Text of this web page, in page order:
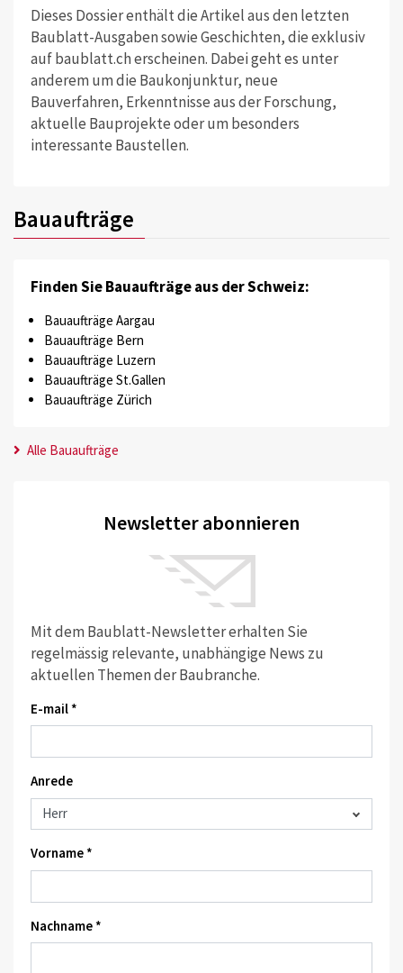
Dieses Dossier enthält die Artikel aus den letzten
Baublatt-Ausgaben sowie Geschichten, die exklusiv
auf baublatt.ch erscheinen. Dabei geht es unter
anderem um die Baukonjunktur, neue
Bauverfahren, Erkenntnisse aus der Forschung,
aktuelle Bauprojekte oder um besonders
interessante Baustellen.
Bauaufträge
Finden Sie Bauaufträge aus der Schweiz:
Bauaufträge Aargau
Bauaufträge Bern
Bauaufträge Luzern
Bauaufträge St.Gallen
Bauaufträge Zürich
Alle Bauaufträge
Newsletter abonnieren
Mit dem Baublatt-Newsletter erhalten Sie
regelmässig relevante, unabhängige News zu
aktuellen Themen der Baubranche.
E-mail *
Anrede
Vorname *
Nachname *